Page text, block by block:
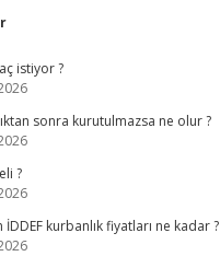
istiyor ?
sonra kurutulmazsa ne olur ?
?
İDDEF kurbanlık fiyatları ne kadar ?